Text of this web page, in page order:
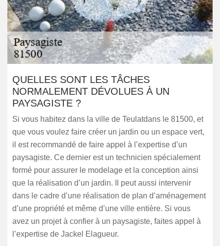
QUELLES SONT LES TÂCHES
NORMALEMENT DÉVOLUES À UN
PAYSAGISTE ?
Si vous habitez dans la ville de Teulatdans le 81500, et
que vous voulez faire créer un jardin ou un espace vert,
il est recommandé de faire appel à l’expertise d’un
paysagiste. Ce dernier est un technicien spécialement
formé pour assurer le modelage et la conception ainsi
que la réalisation d’un jardin. Il peut aussi intervenir
dans le cadre d’une réalisation de plan d’aménagement
d’une propriété et même d’une ville entière. Si vous
avez un projet à confier à un paysagiste, faites appel à
l’expertise de Jackel Elagueur.